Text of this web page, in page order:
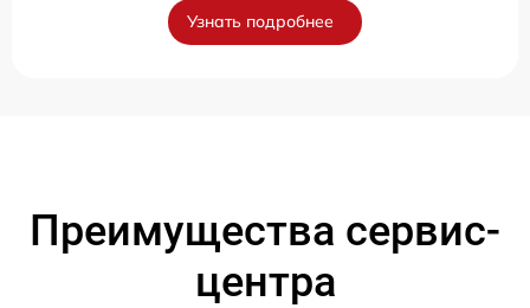
Узнать подробнее
Преимущества сервис-
центра